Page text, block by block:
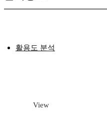
활용도 분석
View